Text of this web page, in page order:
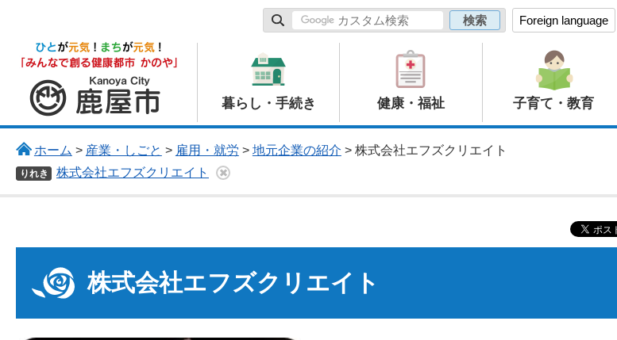
Foreign language
鹿屋市
暮らし・手続き 健康・福祉 子育て・教育
ホーム > 産業・しごと > 雇用・就労 > 地元企業の紹介 > 株式会社エフズクリエイト
りれき 株式会社エフズクリエイト
株式会社エフズクリエイト